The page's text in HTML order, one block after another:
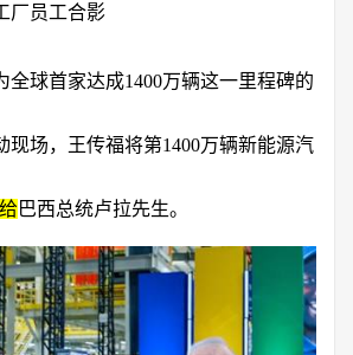
厂员工合影
全球首家达成1400万辆这一里程碑的
现场，王传福将第1400万辆新能源汽
巴西总统卢拉先生。